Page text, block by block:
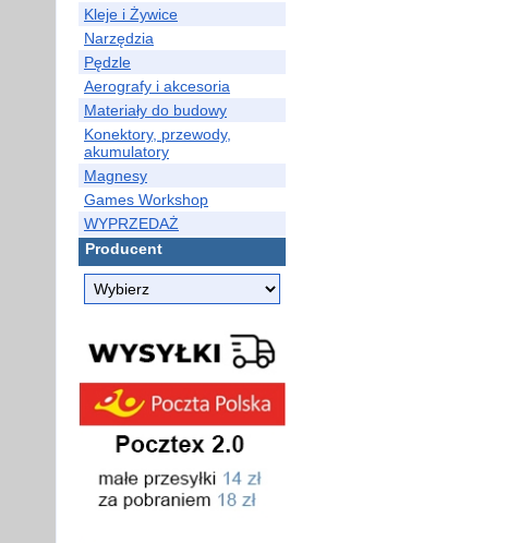
Kleje i Żywice
Narzędzia
Pędzle
Aerografy i akcesoria
Materiały do budowy
Konektory, przewody,
akumulatory
Magnesy
Games Workshop
WYPRZEDAŻ
Producent